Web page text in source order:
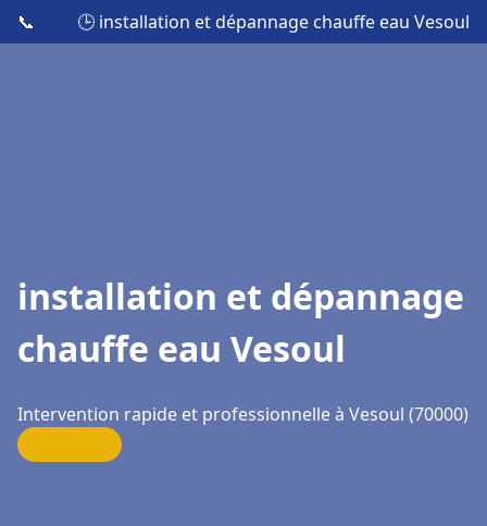
📞 🕒 installation et dépannage chauffe eau Vesoul
installation et dépannage
chauffe eau Vesoul
Intervention rapide et professionnelle à Vesoul (70000)